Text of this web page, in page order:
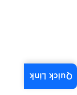
Quick Link